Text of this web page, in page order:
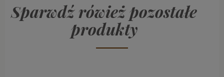
Sparwdź rówież pozostałe
produkty